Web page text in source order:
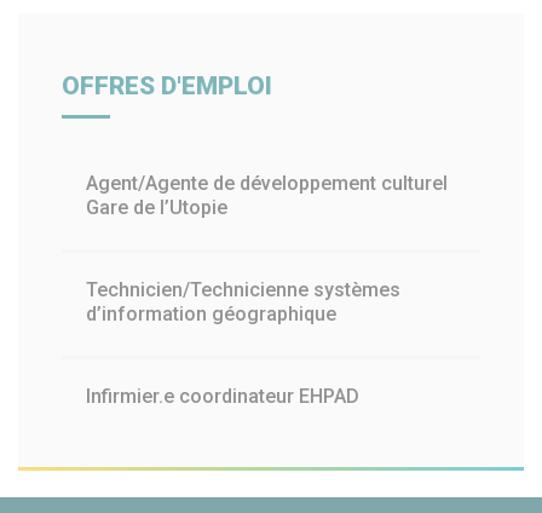
OFFRES D'EMPLOI
Agent/Agente de développement culturel
Gare de l’Utopie
Technicien/Technicienne systèmes
d’information géographique
Infirmier.e coordinateur EHPAD